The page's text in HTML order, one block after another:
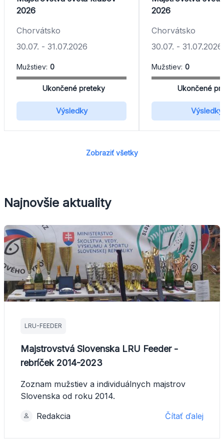
2026
Chorvátsko
30.07. - 31.07.2026
Mužstiev: 0
Ukončené preteky
Výsledky
2026
Chorvátsko
30.07. - 31.07.2026
Mužstiev: 0
Ukončené
Výsledky
Zobraziť všetky
Najnovšie aktuality
LRU-FEEDER
Majstrovstvá Slovenska LRU Feeder -
rebríček 2014-2023
Zoznam mužstiev a individuálnych majstrov
Slovenska od roku 2014.
Redakcia
Čítať ďalej